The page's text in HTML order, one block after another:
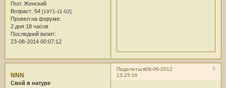
Пол: Женский
Возраст: 54 [1971-11-02]
Провел на форуме:
2 дня 18 часов
Последний визит:
23-08-2014 00:07:12
Поделиться 9
08-06-2012
13:25:16
NNN
Свой в натуре